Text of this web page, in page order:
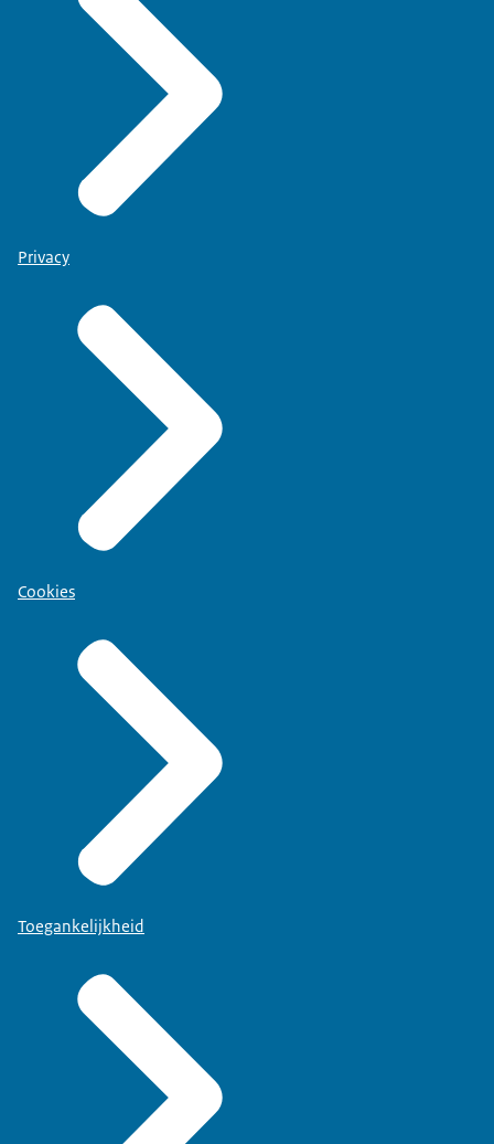
Privacy
Cookies
Toegankelijkheid